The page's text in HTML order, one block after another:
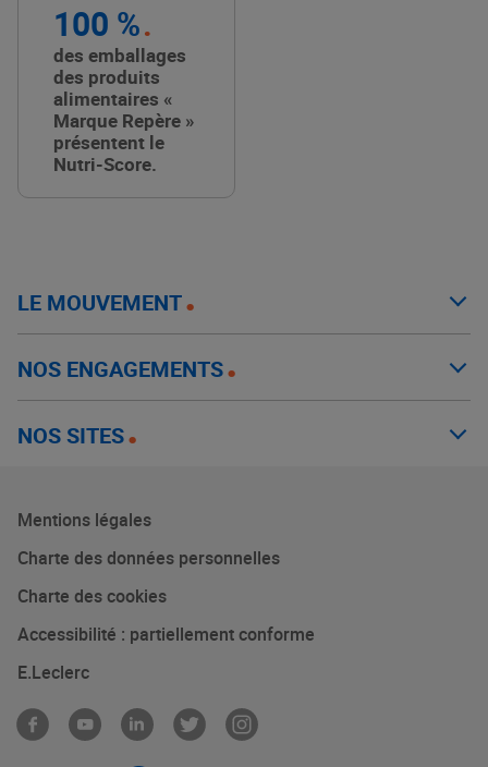
100 %
des emballages
des produits
alimentaires «
Marque Repère »
présentent le
Nutri-Score.
LE MOUVEMENT
NOS ENGAGEMENTS
NOS SITES
Mentions légales
Charte des données personnelles
Charte des cookies
Accessibilité : partiellement conforme
E.Leclerc